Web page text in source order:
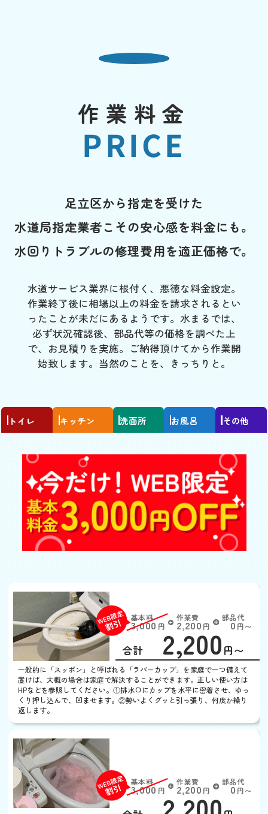
作業料金
PRICE
足立区から指定を受けた
水道局指定業者こその安心感を料金にも。
水回りトラブルの修理費用を適正価格で。
水道サービス業界に根付く、悪徳な料金設定。
作業終了後に相場以上の料金を請求されるとい
ったことが未だにあるようです。水まるでは、
必ず状況確認後、部品代等の価格を調べた上
で、お見積りを実施。ご納得頂けてから作業開
始致します。当然のことを、きっちりと。
トイレ キッチン 洗面所 お風呂 その他
基本料
3,000 円 W
EB
限
定
割
引
作業費
2,200 円
部品代
0円〜
合計 2,200 円〜
一般的に「スッポン」と呼ばれる「ラバーカップ」を家庭で一つ備えて
置けば、大概の場合は家庭で解決することができます。正しい使い方は
HPなどを参照してください。①排水口にカップを水平に密着させ、ゆっ
くり押し込んで、凹ませます。②勢いよくグッと引っ張り、何度か繰り
返します。
基本料
3,000 円 W
EB
限
作業費
2,200 円
部品代
0円〜